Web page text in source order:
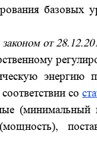
базовых
от
энергию
со